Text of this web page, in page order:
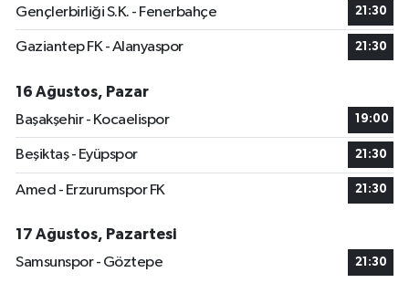
Gençlerbirliği S.K. - Fenerbahçe 21:30
Gaziantep FK - Alanyaspor 21:30
16 Ağustos, Pazar
Başakşehir - Kocaelispor
19:00
Beşiktaş - Eyüpspor 21:30
Amed - Erzurumspor FK 21:30
17 Ağustos, Pazartesi
Samsunspor - Göztepe
21:30